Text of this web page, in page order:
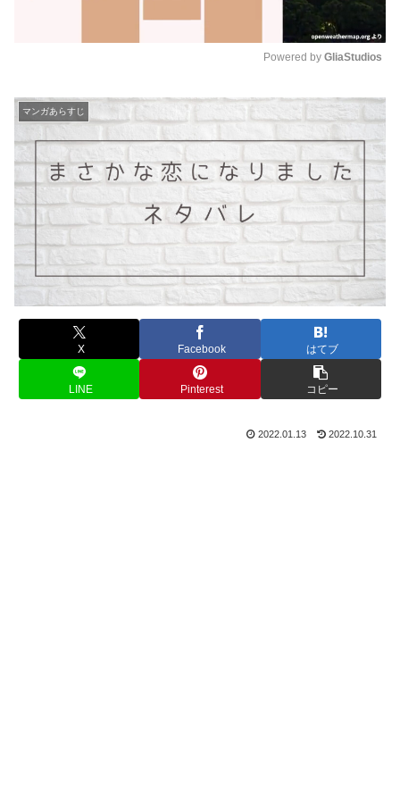
u
e
Powered by GliaStudios
マンガあらすじ
X Facebook はてブ
LINE Pinterest コピー
2022.01.13 2022.10.31